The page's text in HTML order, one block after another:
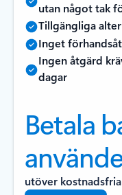
utan något tak
Tillgängliga
Inget
Ingen åtgärd
dagar
Betala
utöver